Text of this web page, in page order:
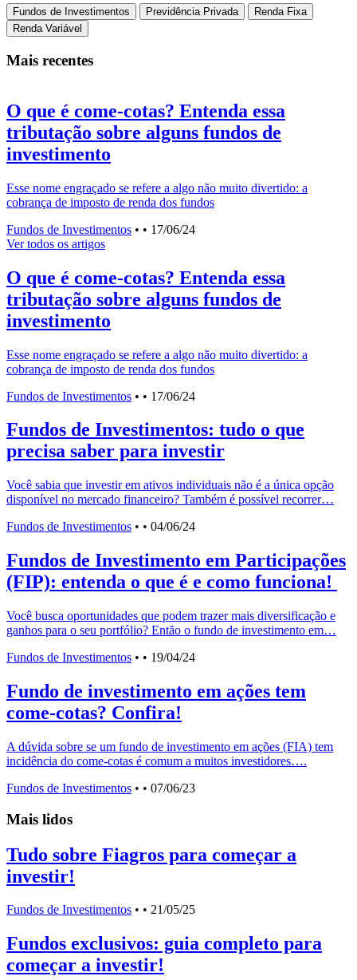
Fundos de Investimentos Previdência Privada
Renda Fixa
Renda Variável
Mais recentes
O que é come-cotas? Entenda essa
tributação sobre alguns fundos de
investimento
Esse nome engraçado se refere a algo não muito divertido: a
cobrança de imposto de renda dos fundos
Fundos de Investimentos • • 17/06/24
Ver todos os artigos
O que é come-cotas? Entenda essa
tributação sobre alguns fundos de
investimento
Esse nome engraçado se refere a algo não muito divertido: a
cobrança de imposto de renda dos fundos
Fundos de Investimentos • • 17/06/24
Fundos de Investimentos: tudo o que
precisa saber para investir
Você sabia que investir em ativos individuais não é a única opção
disponível no mercado financeiro? Também é possível recorrer…
Fundos de Investimentos • • 04/06/24
Fundos de Investimento em Participações
(FIP): entenda o que é e como funciona!
Você busca oportunidades que podem trazer mais diversificação e
ganhos para o seu portfólio? Então o fundo de investimento em…
Fundos de Investimentos • • 19/04/24
Fundo de investimento em ações tem
come-cotas? Confira!
A dúvida sobre se um fundo de investimento em ações (FIA) tem
incidência do come-cotas é comum a muitos investidores….
Fundos de Investimentos • • 07/06/23
Mais lidos
Tudo sobre Fiagros para começar a
investir!
Fundos de Investimentos • • 21/05/25
Fundos exclusivos: guia completo para
começar a investir!